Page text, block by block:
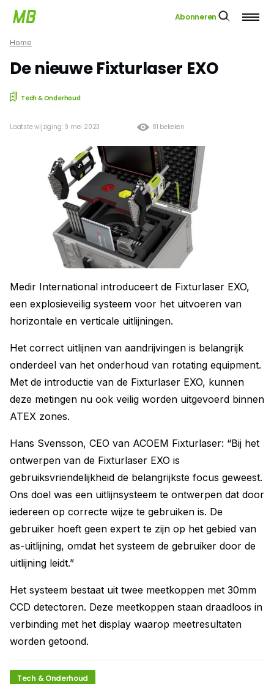
Abonneren
Home
De nieuwe Fixturlaser EXO
Tech & Onderhoud
81 bekeken
Laatste wijziging: 9 mei 2023
Medir International introduceert de Fixturlaser EXO,
een explosieveilig systeem voor het uitvoeren van
horizontale en verticale uitlijningen.
Het correct uitlijnen van aandrijvingen is belangrijk
onderdeel van het onderhoud van rotating equipment.
Met de introductie van de Fixturlaser EXO, kunnen
deze metingen nu ook veilig worden uitgevoerd binnen
ATEX zones.
Hans Svensson, CEO van ACOEM Fixturlaser: “Bij het
ontwerpen van de Fixturlaser EXO is
gebruiksvriendelijkheid de belangrijkste focus geweest.
Ons doel was een uitlijnsysteem te ontwerpen dat door
iedereen op correcte wijze te gebruiken is. De
gebruiker hoeft geen expert te zijn op het gebied van
as-uitlijning, omdat het systeem de gebruiker door de
uitlijning leidt.”
Het systeem bestaat uit twee meetkoppen met 30mm
CCD detectoren. Deze meetkoppen staan draadloos in
verbinding met het display waarop meetresultaten
worden getoond.
Tech & Onderhoud